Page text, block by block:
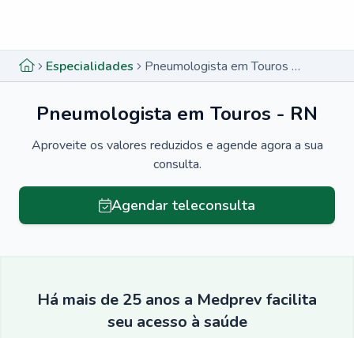
Especialidades Pneumologista em Touros - RN
Pneumologista em Touros - RN
Aproveite os valores reduzidos e agende agora a sua
consulta.
Agendar teleconsulta
Há mais de 25 anos a Medprev facilita
seu acesso à saúde